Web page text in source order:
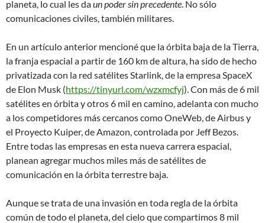
planeta, lo cual les daun poder sin precedente. No sólo
comunicaciones civiles, también militares.
En un artículo anterior mencioné que la órbita baja de la Tierra,
la franja espacial a partir de 160 km de altura, ha sido de hecho
privatizada con la red satélites Starlink, de la empresa SpaceX
de Elon Musk (https://tinyurl.com/wzxmcfyj). Con más de 6 mil
satélites en órbita y otros 6 mil en camino, adelanta con mucho
a los competidores más cercanos como OneWeb, de Airbus y
el Proyecto Kuiper, de Amazon, controlada por Jeff Bezos.
Entre todas las empresas en esta nueva carrera espacial,
planean agregar muchos miles más de satélites de
comunicación en la órbita terrestre baja.
Aunque se trata de una invasión en toda regla de la órbita
común de todo el planeta, del cielo que compartimos 8 mil